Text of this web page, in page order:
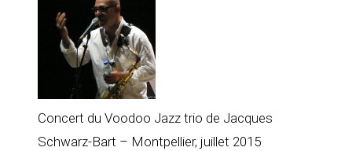
Concert du Voodoo Jazz trio de Jacques
Schwarz-Bart – Montpellier, juillet 2015